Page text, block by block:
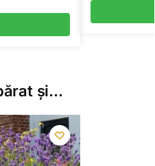
și…